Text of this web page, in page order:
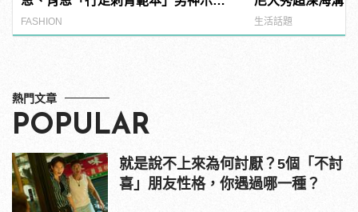
範！
FASHION
光！ |
生活話題
熱門文章
POPULAR
就是說不上來為何討厭？5個「不討
喜」朋友性格，你遇過哪一種？